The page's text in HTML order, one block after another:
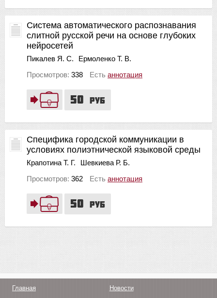
50 руб
Система автоматического распознавания
слитной русской речи на основе глубоких
нейросетей
Пикалев Я. С.
Ермоленко Т. В.
Просмотров: 338 Есть аннотация
50 руб
Специфика городской коммуникации в
условиях полиэтнической языковой среды
Крапотина Т. Г.
Шевкиева Р. Б.
Просмотров: 362 Есть аннотация
Главная Новости